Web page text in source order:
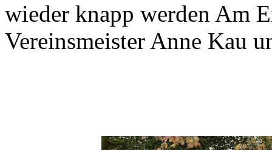
wieder knapp werden Am
Vereinsmeister Anne Kau